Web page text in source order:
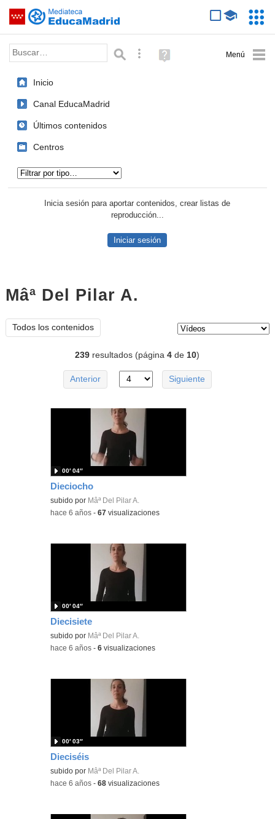
Saltar navegación
Palabra o frase: Búsqueda avanzada
Ayuda
(en
Inicio
Canal EducaMadrid
Últimos contenidos
Centros
Inicia sesión para aportar contenidos, crear listas de
reproducción...
Iniciar sesión
Mâª Del Pilar A.
Todos los contenidos
239 resultados (página4 de10)
Anterior Siguiente
Dieciocho
subido por Mâª Del Pilar A.
00′ 04″
-hace 6 años -67 visualizaciones
Diecisiete
subido por Mâª Del Pilar A.
00′ 04″
-hace 6 años -6 visualizaciones
Dieciséis
subido por Mâª Del Pilar A.
00′ 03″
-hace 6 años -68 visualizaciones